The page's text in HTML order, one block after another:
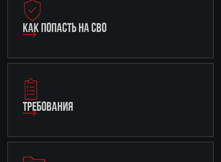
КАК ПОПАСТЬ НА СВО
ТРЕБОВАНИЯ